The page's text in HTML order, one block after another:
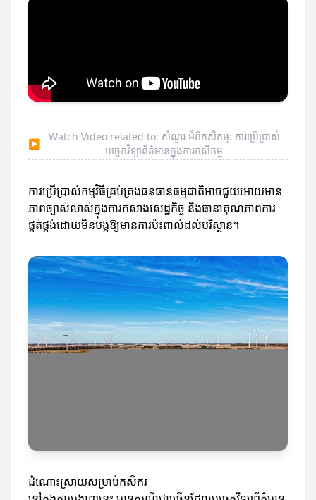
▶
Watch Video related to: សំណួរ អំពីកសិកម្ម: ការប្រើប្រាស់
បច្ចេកវិទ្យាព័ត៌មានក្នុងការកសិកម្ម
ការប្រើប្រាស់កម្មវិធីគ្រប់គ្រងធនធានធម្មជាតិអាចជួយអោយមាន
ភាពច្បាស់លាស់ក្នុងការកសាងសេដ្ឋកិច្ច និងធានាគុណភាពការ
ផ្គត់ផ្គង់ដោយមិនបង្កឱ្យមានការប៉ះពាល់ដល់បរិស្ថាន។
ដំណោះស្រាយសម្រាប់កសិករ